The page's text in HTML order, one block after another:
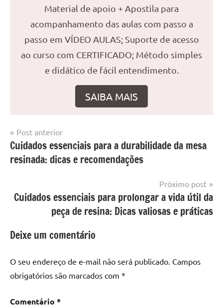
Material de apoio + Apostila para
acompanhamento das aulas com passo a
passo em VÍDEO AULAS; Suporte de acesso
ao curso com CERTIFICADO; Método simples
e didático de fácil entendimento.
SAIBA MAIS
Marcado
com
mesa
Mesa
epoxi
mesa
madeira,
Mesa
madeira
Mesa
resinada
Navegação
de
Post
Post anterior
Cuidados essenciais para a durabilidade da mesa
resinada: dicas e recomendações
Próximo post
Cuidados essenciais para prolongar a vida útil da
peça de resina: Dicas valiosas e práticas
Deixe um comentário
O seu endereço de e-mail não será publicado. Campos
obrigatórios são marcados com *
Comentário *